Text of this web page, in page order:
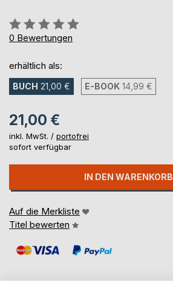
Bewertung::
0%
0 Bewertungen
erhältlich als:
BUCH 21,00 € E-BOOK 14,99 €
21,00 €
inkl. MwSt. / portofrei
sofort verfügbar
IN DEN WARENKORB
Auf die Merkliste
Titel bewerten